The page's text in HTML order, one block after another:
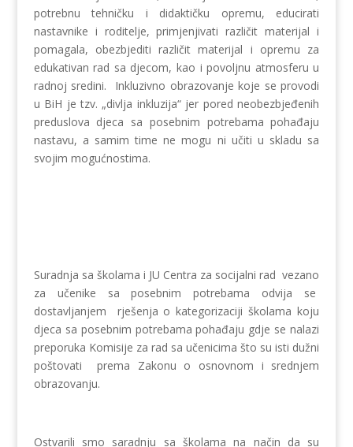
potrebnu tehničku i didaktičku opremu, educirati
nastavnike i roditelje, primjenjivati različit materijal i
pomagala, obezbjediti različit materijal i opremu za
edukativan rad sa djecom, kao i povoljnu atmosferu u
radnoj sredini. Inkluzivno obrazovanje koje se provodi
u BiH je tzv. „divlja inkluzija“ jer pored neobezbjeđenih
preduslova djeca sa posebnim potrebama pohađaju
nastavu, a samim time ne mogu ni učiti u skladu sa
svojim mogućnostima.
Suradnja sa školama i JU Centra za socijalni rad vezano
za učenike sa posebnim potrebama odvija se
dostavljanjem rješenja o kategorizaciji školama koju
djeca sa posebnim potrebama pohađaju gdje se nalazi
preporuka Komisije za rad sa učenicima što su isti dužni
poštovati prema Zakonu o osnovnom i srednjem
obrazovanju.
Ostvarili smo saradnju sa školama na način da su